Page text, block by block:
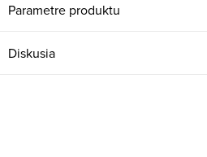
Parametre produktu
Diskusia